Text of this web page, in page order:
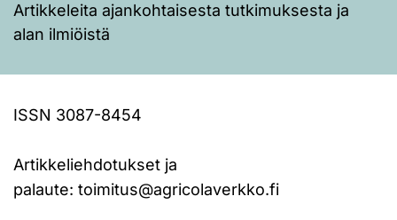
Artikkeleita ajankohtaisesta tutkimuksesta ja
alan ilmiöistä
ISSN 3087-8454
Artikkeliehdotukset ja
palaute: toimitus@agricolaverkko.fi